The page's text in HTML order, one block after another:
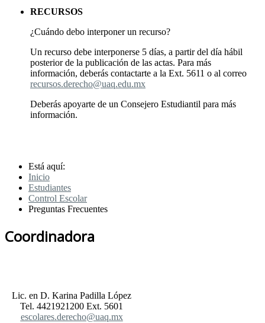
RECURSOS
¿Cuándo debo interponer un recurso?
Un recurso debe interponerse 5 días, a partir del día hábil
posterior de la publicación de las actas. Para más
información, deberás contactarte a la Ext. 5611 o al correo
recursos.derecho@uaq.edu.mx
Deberás apoyarte de un Consejero Estudiantil para más
información.
Está aquí:
Inicio
Estudiantes
Control Escolar
Preguntas Frecuentes
Coordinadora
Lic. en D. Karina Padilla López
Tel. 4421921200 Ext. 5601
escolares.derecho@uaq.mx